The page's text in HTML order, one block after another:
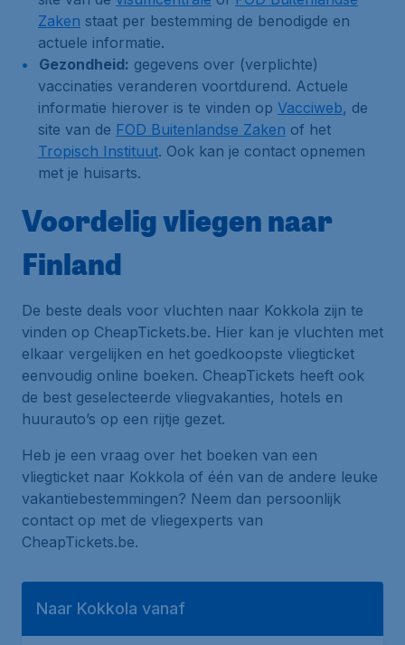
Zaken staat per bestemming de benodigde en
actuele informatie.
Gezondheid: gegevens over (verplichte)
vaccinaties veranderen voortdurend. Actuele
informatie hierover is te vinden op Vacciweb, de
site van de FOD Buitenlandse Zaken of het
Tropisch Instituut. Ook kan je contact opnemen
met je huisarts.
Voordelig vliegen naar
Finland
De beste deals voor vluchten naar Kokkola zijn te
vinden op CheapTickets.be. Hier kan je vluchten met
elkaar vergelijken en het goedkoopste vliegticket
eenvoudig online boeken. CheapTickets heeft ook
de best geselecteerde vliegvakanties, hotels en
huurauto’s op een rijtje gezet.
Heb je een vraag over het boeken van een
vliegticket naar Kokkola of één van de andere leuke
vakantiebestemmingen? Neem dan persoonlijk
contact op met de vliegexperts van
CheapTickets.be.
Naar Kokkola vanaf